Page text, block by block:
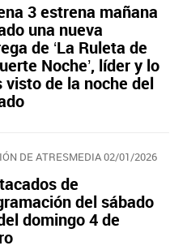
3 estrena mañana
una nueva
de ‘La Ruleta de
Noche’, líder y lo
visto de la noche del
DE ATRESMEDIA 02/01/2026
de
del sábado
domingo 4 de